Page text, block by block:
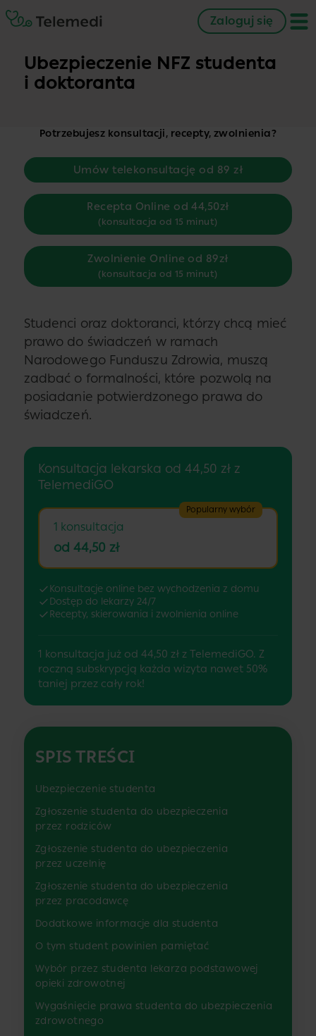
Zaloguj się
Ubezpieczenie NFZ studenta
i doktoranta
Potrzebujesz konsultacji, recepty, zwolnienia?
Umów telekonsultację od 89 zł
Recepta Online od 44,50zł
(konsultacja od 15 minut)
Zwolnienie Online od 89zł
(konsultacja od 15 minut)
Studenci oraz doktoranci, którzy chcą mieć
prawo do świadczeń w ramach
Narodowego Funduszu Zdrowia, muszą
zadbać o formalności, które pozwolą na
posiadanie potwierdzonego prawa do
świadczeń.
Konsultacja lekarska od 44,50 zł z
TelemediGO
Popularny wybór
1 konsultacja
od 44,50 zł
Konsultacje online bez wychodzenia z domu
Dostęp do lekarzy 24/7
Recepty, skierowania i zwolnienia online
1 konsultacja już od 44,50 zł z TelemediGO. Z
roczną subskrypcją każda wizyta nawet 50%
taniej przez cały rok!
SPIS TREŚCI
Ubezpieczenie studenta
Zgłoszenie studenta do ubezpieczenia
przez rodziców
Zgłoszenie studenta do ubezpieczenia
przez uczelnię
Zgłoszenie studenta do ubezpieczenia
przez pracodawcę
Dodatkowe informacje dla studenta
O tym student powinien pamiętać
Wybór przez studenta lekarza podstawowej
opieki zdrowotnej
Wygaśnięcie prawa studenta do ubezpieczenia
zdrowotnego